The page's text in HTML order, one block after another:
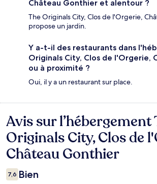
Château Gonthier et alentour ?
The Originals City, Clos de l'Orgerie,
propose un jardin.
Y a-t-il des restaurants dans
Originals City, Clos de l'Orgerie,
ou à proximité ?
Oui, il y a un restaurant sur place.
Avis
Avis sur l’hébergement
Originals City, Clos de
Château Gonthier
7,6 Bien